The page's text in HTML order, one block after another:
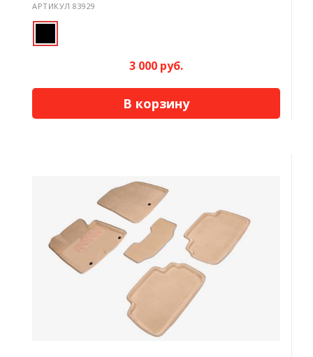
АРТИКУЛ 83929
3 000 руб.
В корзину